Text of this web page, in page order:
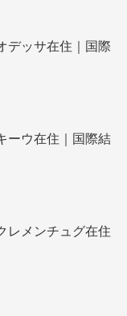
デッサ在住｜国際
ーウ在住｜国際結
レメンチュグ在住